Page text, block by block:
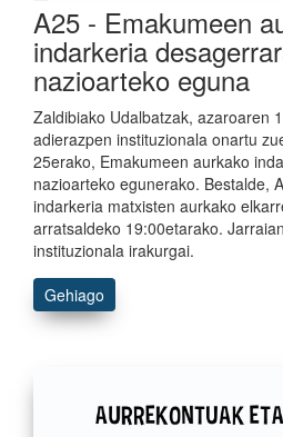
A25 - Emakumeen
indarkeria
nazioarteko eguna
Zaldibiako Udalbatzak, azaroaren
adierazpen instituzionala onartu
25erako, Emakumeen aurkako
nazioarteko egunerako. Bestalde,
indarkeria matxisten aurkako
arratsaldeko 19:00etarako.
instituzionala irakurgai.
Gehiago